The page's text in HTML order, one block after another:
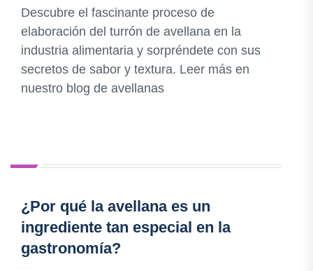
Descubre el fascinante proceso de
elaboración del turrón de avellana en la
industria alimentaria y sorpréndete con sus
secretos de sabor y textura. Leer más en
nuestro blog de avellanas
¿Por qué la avellana es un
ingrediente tan especial en la
gastronomía?